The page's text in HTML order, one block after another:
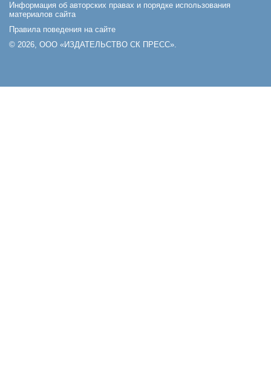
Информация об авторских правах и порядке использования
материалов сайта
Правила поведения на сайте
© 2026, ООО «ИЗДАТЕЛЬСТВО СК ПРЕСС».